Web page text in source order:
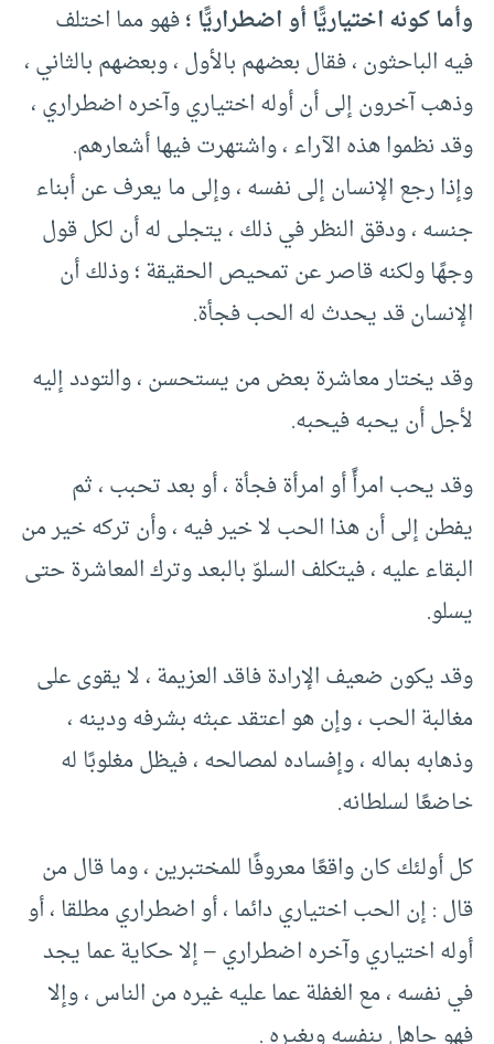
وأما كونه اختياريًّا أو اضطراريًّا ؛فهو مما اختلف
فيه الباحثون ، فقال بعضهم بالأول ، وبعضهم بالثاني ،
وذهب آخرون إلى أن أوله اختياري وآخره اضطراري ،
وقد نظموا هذه الآراء ، واشتهرت فيها أشعارهم.
وإذا رجع الإنسان إلى نفسه ، وإلى ما يعرف عن أبناء
جنسه ، ودقق النظر في ذلك ، يتجلى له أن لكل قول
وجهًا ولكنه قاصر عن تمحيص الحقيقة ؛ وذلك أن
الإنسان قد يحدث له الحب فجأة.
وقد يختار معاشرة بعض من يستحسن ، والتودد إليه
لأجل أن يحبه فيحبه.
وقد يحب امرأً أو امرأة فجأة ، أو بعد تحبب ، ثم
يفطن إلى أن هذا الحب لا خير فيه ، وأن تركه خير من
البقاء عليه ، فيتكلف السلوّ بالبعد وترك المعاشرة حتى
يسلو.
وقد يكون ضعيف الإرادة فاقد العزيمة ، لا يقوى على
مغالبة الحب ، وإن هو اعتقد عبثه بشرفه ودينه ،
وذهابه بماله ، وإفساده لمصالحه ، فيظل مغلوبًا له
خاضعًا لسلطانه.
كل أولئك كان واقعًا معروفًا للمختبرين ، وما قال من
قال : إن الحب اختياري دائما ، أو اضطراري مطلقا ، أو
أوله اختياري وآخره اضطراري – إلا حكاية عما يجد
في نفسه ، مع الغفلة عما عليه غيره من الناس ، وإلا